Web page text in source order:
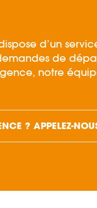
d’un
de
notre
? APPELEZ-